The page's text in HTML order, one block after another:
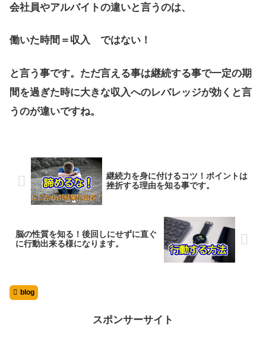
会社員やアルバイトの違いと言うのは、
働いた時間＝収入 ではない！
と言う事です。ただ言える事は継続する事で一定の期
間を過ぎた時に大きな収入へのレバレッジが効くと言
うのが違いですね。
継続力を身に付けるコツ！ポイントは
挫折する理由を知る事です。
脳の性質を知る！後回しにせずに直ぐ
に行動出来る様になります。
blog
スポンサーサイト